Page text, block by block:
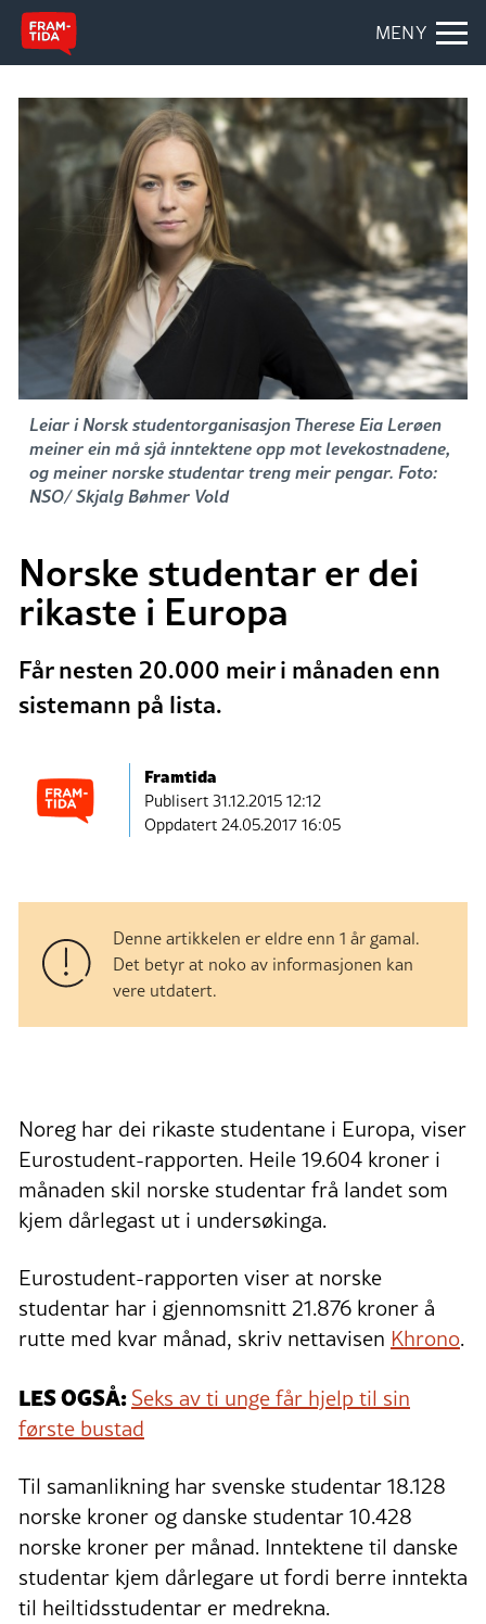
MENY
Leiar i Norsk studentorganisasjon Therese Eia Lerøen
meiner ein må sjå inntektene opp mot levekostnadene,
og meiner norske studentar treng meir pengar. Foto:
NSO/ Skjalg Bøhmer Vold
Norske studentar er dei
rikaste i Europa
Får nesten 20.000 meir i månaden enn
sistemann på lista.
Framtida
Publisert31.12.2015 12:12
Oppdatert 24.05.2017 16:05
Denne artikkelen er eldre enn 1 år gamal.
Det betyr at noko av informasjonen kan
vere utdatert.
Noreg har dei rikaste studentane i Europa, viser
Eurostudent-rapporten. Heile 19.604 kroner i
månaden skil norske studentar frå landet som
kjem dårlegast ut i undersøkinga.
Eurostudent-rapporten viser at norske
studentar har i gjennomsnitt 21.876 kroner å
rutte med kvar månad, skriv nettavisen Khrono.
LES OGSÅ:Seks av ti unge får hjelp til sin
første bustad
Til samanlikning har svenske studentar 18.128
norske kroner og danske studentar 10.428
norske kroner per månad. Inntektene til danske
studentar kjem dårlegare ut fordi berre inntekta
til heiltidsstudentar er medrekna.